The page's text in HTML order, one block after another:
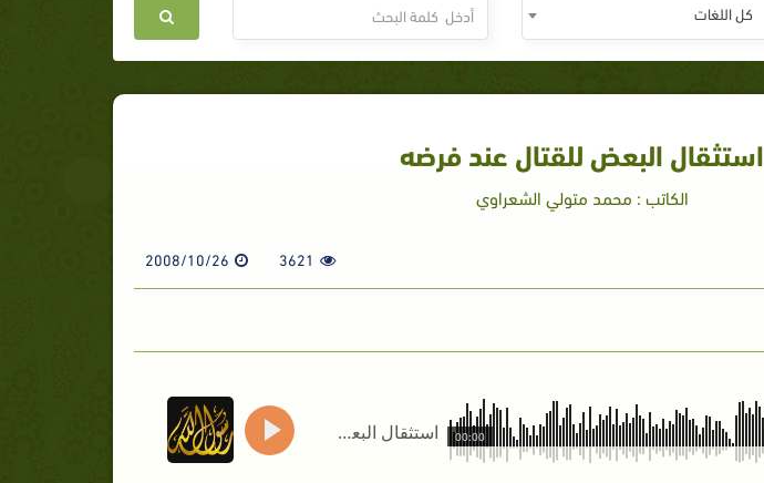
كل اللغات
استثقال البعض للقتال عند فرضه
الكاتب : محمد متولي الشعراوي
3621
2008/10/26
استثقال البعض للقتال عند فرضه 00:00